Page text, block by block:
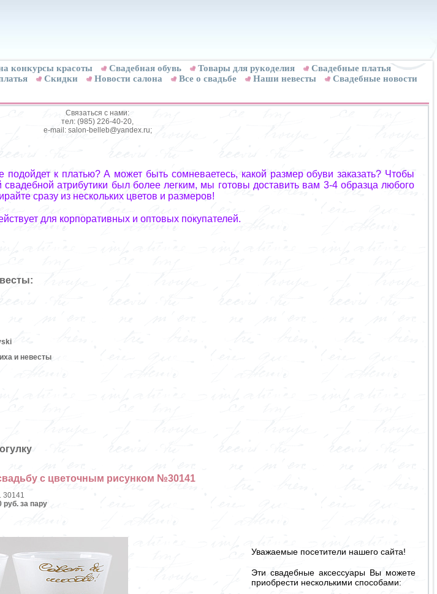
конкурсы красоты Свадебная обувь Товары для рукоделия
Cвадебные платья
Скидки Новости салона Все о свадьбе Наши невесты
Свадебные новости
Связаться с нами:
тел: (985) 226-40-20,
e-mail: salon-belleb@yandex.ru;
к платью? А может быть сомневаетесь, какой размер обуви заказать? Чтобы
атрибутики был более легким, мы готовы доставить вам 3-4 образца любого
сразу из нескольких цветов и размеров!
для корпоративных и оптовых покупателей.
и невесты
Уважаемые посетители нашего сайта!
Эти свадебные аксессуары Вы можете
приобрести несколькими способами:
с цветочным рисунком №30141
30141
руб. за пару